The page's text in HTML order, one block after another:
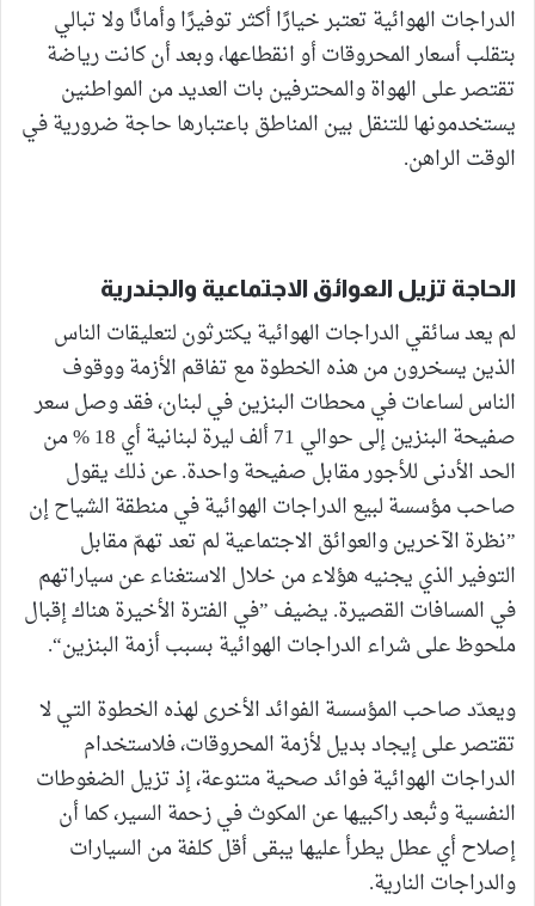
الدراجات الهوائية تعتبر خيارًا أكثر توفيرًا وأمانًا ولا تبالي
بتقلب أسعار المحروقات أو انقطاعها، وبعد أن كانت رياضة
تقتصر على الهواة والمحترفين بات العديد من المواطنين
يستخدمونها للتنقل بين المناطق باعتبارها حاجة ضرورية في
الوقت الراهن.
الحاجة تزيل العوائق الاجتماعية والجندرية
لم يعد سائقي الدراجات الهوائية يكترثون لتعليقات الناس
الذين يسخرون من هذه الخطوة مع تفاقم الأزمة ووقوف
الناس لساعات في محطات البنزين في لبنان، فقد وصل سعر
صفيحة البنزين إلى حوالي 71 ألف ليرة لبنانية أي 18 % من
الحد الأدنى للأجور مقابل صفيحة واحدة. عن ذلك يقول
صاحب مؤسسة لبيع الدراجات الهوائية في منطقة الشياح إن
”نظرة الآخرين والعوائق الاجتماعية لم تعد تهمّ مقابل
التوفير الذي يجنيه هؤلاء من خلال الاستغناء عن سياراتهم
في المسافات القصيرة. يضيف ”في الفترة الأخيرة هناك إقبال
ملحوظ على شراء الدراجات الهوائية بسبب أزمة البنزين“.
ويعدّد صاحب المؤسسة الفوائد الأخرى لهذه الخطوة التي لا
تقتصر على إيجاد بديل لأزمة المحروقات، فلاستخدام
الدراجات الهوائية فوائد صحية متنوعة، إذ تزيل الضغوطات
النفسية وتُبعد راكبيها عن المكوث في زحمة السير، كما أن
إصلاح أي عطل يطرأ عليها يبقى أقل كلفة من السيارات
والدراجات النارية.